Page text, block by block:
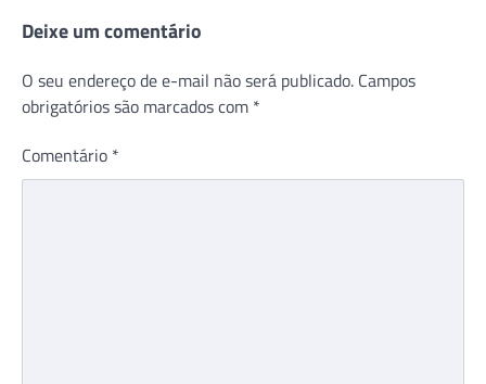
Deixe um comentário
O seu endereço de e-mail não será publicado. Campos
obrigatórios são marcados com *
Comentário *